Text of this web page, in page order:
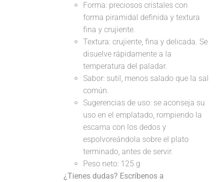
Forma: preciosos cristales con
forma piramidal definida y textura
fina y crujiente.
Textura: crujiente, fina y delicada. Se
disuelve rápidamente a la
temperatura del paladar.
Sabor: sutil, menos salado que la sal
común.
Sugerencias de uso: se aconseja su
uso en el emplatado, rompiendo la
escama con los dedos y
espolvoreándola sobre el plato
terminado, antes de servir.
Peso neto: 125 g
¿Tienes dudas? Escríbenos a